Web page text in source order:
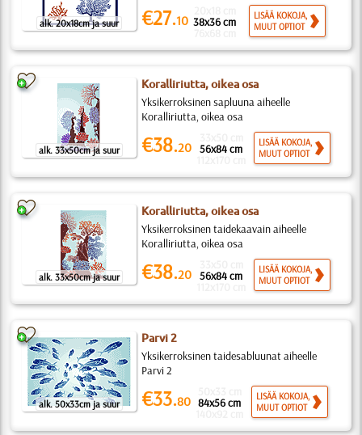
alk. 20x18cm ja suur €27.10 38x36 cm
LISÄÄ KOKOJA,
MUUT OPTIOT
alk. 33x50cm ja suur
Koralliriutta, oikea osa
Yksikerroksinen sapluuna aiheelle
Koralliriutta, oikea osa
€38.20 56x84 cm
LISÄÄ KOKOJA,
MUUT OPTIOT
alk. 33x50cm ja suur
Koralliriutta, oikea osa
Yksikerroksinen taidekaavain aiheelle
Koralliriutta, oikea osa
€38.20 56x84 cm
LISÄÄ KOKOJA,
MUUT OPTIOT
alk. 50x33cm ja suur
Parvi 2
Yksikerroksinen taidesabluunat aiheelle
Parvi 2
€33.80 84x56 cm
LISÄÄ KOKOJA,
MUUT OPTIOT